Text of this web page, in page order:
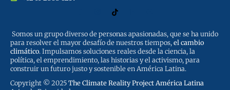
Somos un grupo diverso de personas apasionadas, que se ha unido
para resolver el mayor desafío de nuestros tiempos, el cambio
climático. Impulsamos soluciones reales desde la ciencia, la
política, el emprendimiento, las historias y el activismo, para
construir un futuro justo y sostenible en América Latina.
Copyright © 2025The Climate Reality Project América Latina